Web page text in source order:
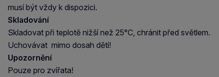
musí být vždy k dispozici.
Skladování
Skladovat při teplotě nižší než 25°C, chránit před světlem.
Uchovávat mimo dosah dětí!
Upozornění
Pouze pro zvířata!